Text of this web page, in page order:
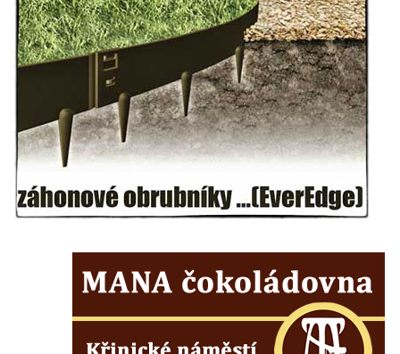
Pamětní kámen družebních obcí Kamenný
Újezd a Krauchthal v parku na Náměstí v
Kamenném Újezdě
Socha na náměstí J. V. Kamarýta ve
Velešíně
Pomník J. V. Kamarýta v Krumlovské ulici ve
Velešíně
Pamětní deska arcibiskupa Micara ve
vstupu do poutního místa Římov
Pamětní deska Vojtěcha Kocmicha na
domě čp. 37 v ulici Betlém v Římově
Pomník na paměť zrušení roboty v Plavu